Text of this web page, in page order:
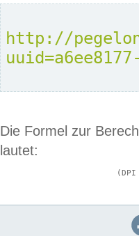
http://
Die Formel zur
lautet: